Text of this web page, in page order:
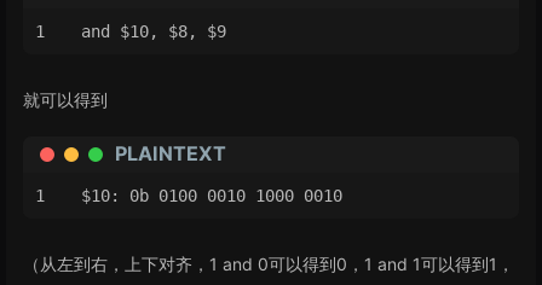
and $10, $8, $9
就可以得到
PLAINTEXT
$10: 0b 0100 0010 1000 0010
（从左到右，上下对齐，1 and 0可以得到0，1 and 1可以得到1，